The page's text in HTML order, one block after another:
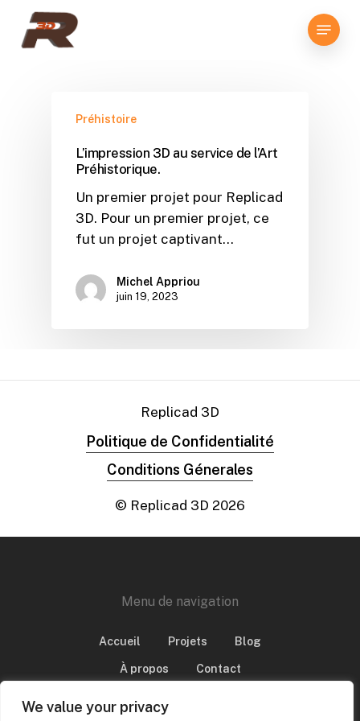
We value your privacy
main
Menu
Préhistoire
L’impression 3D au service de l’Art
Préhistorique.
Un premier projet pour Replicad
3D. Pour un premier projet, ce
fut un projet captivant…
Michel Appriou
juin 19, 2023
Replicad 3D
Politique de Confidentialité
Conditions Génerales
© Replicad 3D 2026
Menu de navigation
Accueil Projets Blog
À propos Contact
Site internet réalisé par
Close